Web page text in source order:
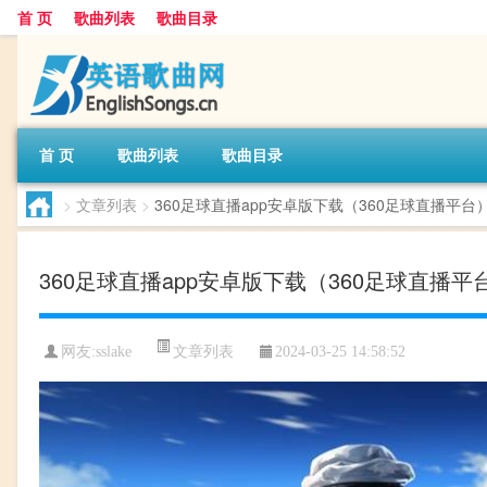
首 页 歌曲列表 歌曲目录
首 页 歌曲列表 歌曲目录
> 文章列表 > 360足球直播app安卓版下载（360足球直播平台
360足球直播app安卓版下载（360足球直播平
网友:sslake 文章列表 2024-03-25 14:58:52